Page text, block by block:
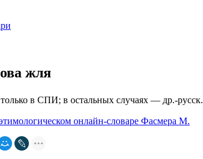
жля
в СПИ; в остальных случаях — др.-русск.
онлайн-словаре Фасмера М.